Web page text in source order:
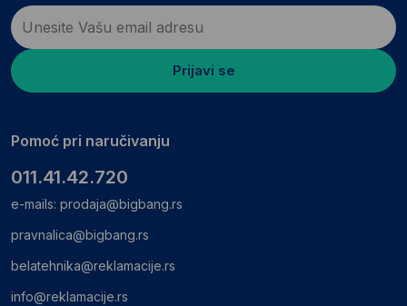
Prijavi se
Pomoć pri naručivanju
011.41.42.720
e-mails: prodaja@bigbang.rs
pravnalica@bigbang.rs
belatehnika@reklamacije.rs
info@reklamacije.rs